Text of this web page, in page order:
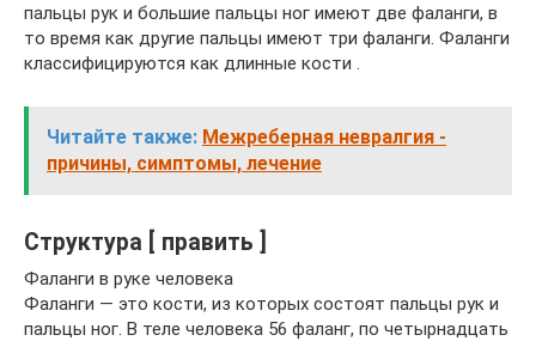
пальцы рук и большие пальцы ног имеют две фаланги, в
то время как другие пальцы имеют три фаланги. Фаланги
классифицируются как длинные кости .
Читайте также: Межреберная невралгия -
причины, симптомы, лечение
Структура [ править ]
Фаланги в руке человека
Фаланги — это кости, из которых состоят пальцы рук и
пальцы ног. В теле человека 56 фаланг, по четырнадцать